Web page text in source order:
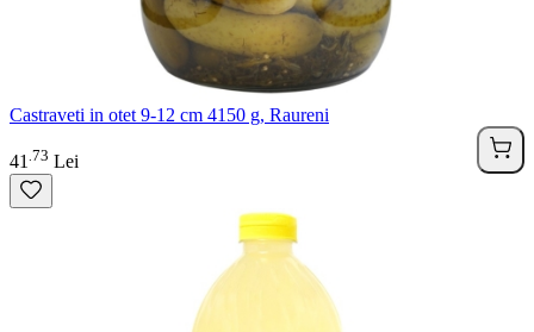
Castraveti in otet 9-12 cm 4150 g, Raureni
41 73 Lei